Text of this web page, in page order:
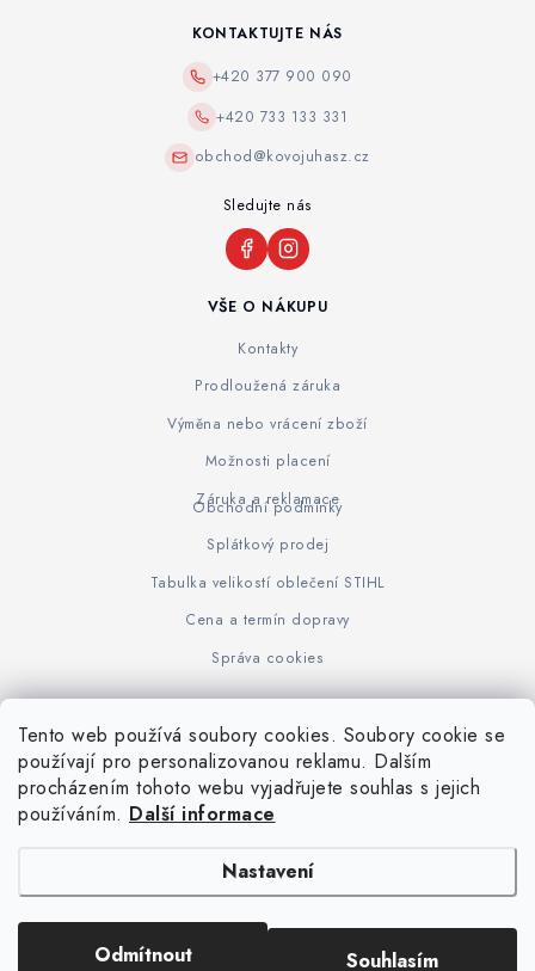
Tento web používá soubory cookies. Soubory cookie se
používají pro personalizovanou reklamu. Dalším
procházením tohoto webu vyjadřujete souhlas s jejich
používáním. Další informace
Nastavení
Odmítnout Souhlasím
VŠE O NÁKUPU
Kontakty
Prodloužená záruka
Výměna nebo vrácení zboží
Možnosti placení
Záruka a reklamace
Obchodní podmínky
Splátkový prodej
Tabulka velikostí oblečení STIHL
Cena a termín dopravy
Správa cookies
KONTAKTUJTE NÁS
+420 377 900 090
+420 733 133 331
obchod@kovojuhasz.cz
Sledujte nás
www.KOVOJUHASZ.cz Výrobce STIHL STIHL Timbersport
iPloty.cz - PLETIVA A NÁŘADÍ. Všechna práva vyhrazena.
Upravit nastavení cookies